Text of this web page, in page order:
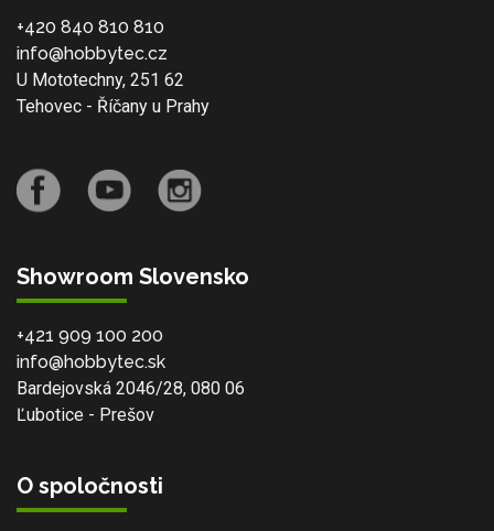
+420 840 810 810
info@hobbytec.cz
U Mototechny, 251 62
Tehovec - Říčany u Prahy
Showroom Slovensko
+421 909 100 200
info@hobbytec.sk
Bardejovská 2046/28, 080 06
Ľubotice - Prešov
O spoločnosti